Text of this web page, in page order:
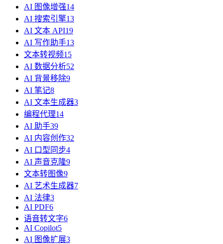
AI 图像增强14
AI 搜索引擎13
AI 文本 API19
AI 写作助手13
文本转视频15
AI 数据分析52
AI 背景移除9
AI 笔记8
AI 文本生成器3
编程代理14
AI 助手39
AI 内容创作32
AI 口型同步4
AI 声音克隆9
文本转图像9
AI 艺术生成器7
AI 法律3
AI PDF6
语音转文字6
AI Copilot5
AI 图像扩展3